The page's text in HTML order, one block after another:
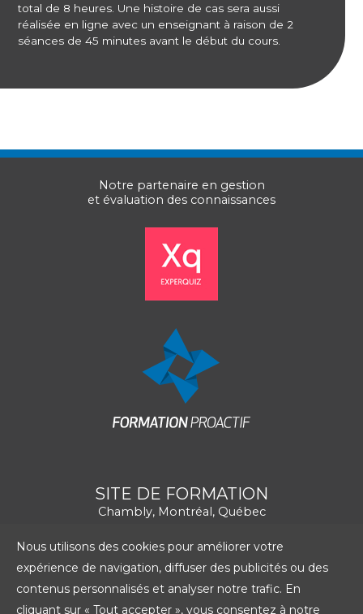
total de 8 heures. Une histoire de cas sera aussi
réalisée en ligne avec un enseignant à raison de 2
séances de 45 minutes avant le début du cours.
Notre partenaire en gestion
et évaluation des connaissances
SITE DE FORMATION
Chambly, Montréal, Québec
Nous utilisons des cookies pour améliorer votre
expérience de navigation, diffuser des publicités ou des
contenus personnalisés et analyser notre trafic. En
cliquant sur « Tout accepter », vous consentez à notre